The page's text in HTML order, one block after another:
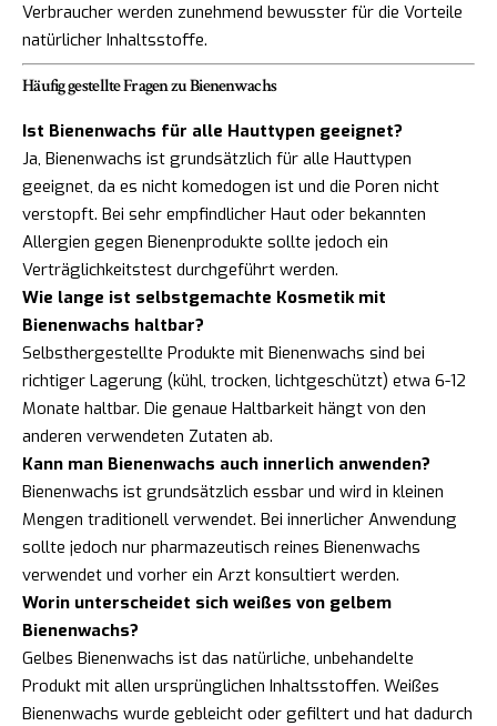
Verbraucher werden zunehmend bewusster für die Vorteile
natürlicher Inhaltsstoffe.
Häufig gestellte Fragen zu Bienenwachs
Ist Bienenwachs für alle Hauttypen geeignet?
Ja, Bienenwachs ist grundsätzlich für alle Hauttypen
geeignet, da es nicht komedogen ist und die Poren nicht
verstopft. Bei sehr empfindlicher Haut oder bekannten
Allergien gegen Bienenprodukte sollte jedoch ein
Verträglichkeitstest durchgeführt werden.
Wie lange ist selbstgemachte Kosmetik mit
Bienenwachs haltbar?
Selbsthergestellte Produkte mit Bienenwachs sind bei
richtiger Lagerung (kühl, trocken, lichtgeschützt) etwa 6-12
Monate haltbar. Die genaue Haltbarkeit hängt von den
anderen verwendeten Zutaten ab.
Kann man Bienenwachs auch innerlich anwenden?
Bienenwachs ist grundsätzlich essbar und wird in kleinen
Mengen traditionell verwendet. Bei innerlicher Anwendung
sollte jedoch nur pharmazeutisch reines Bienenwachs
verwendet und vorher ein Arzt konsultiert werden.
Worin unterscheidet sich weißes von gelbem
Bienenwachs?
Gelbes Bienenwachs ist das natürliche, unbehandelte
Produkt mit allen ursprünglichen Inhaltsstoffen. Weißes
Bienenwachs wurde gebleicht oder gefiltert und hat dadurch